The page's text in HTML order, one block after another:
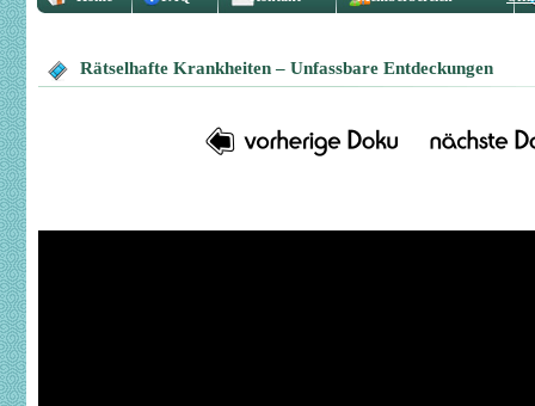
Rätselhafte Krankheiten – Unfassbare Entdeckungen